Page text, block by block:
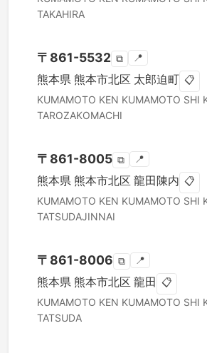
TAKAHIRA
〒 861-5532 ⧉ 📍
熊本県 熊本市北区 太郎迫町 📋
KUMAMOTO KEN KUMAMOTO SHI
TAROZAKOMACHI
〒 861-8005 ⧉ 📍
熊本県 熊本市北区 龍田陳内 📋
KUMAMOTO KEN KUMAMOTO SHI
TATSUDAJINNAI
〒 861-8006 ⧉ 📍
熊本県 熊本市北区 龍田 📋
KUMAMOTO KEN KUMAMOTO SHI
TATSUDA